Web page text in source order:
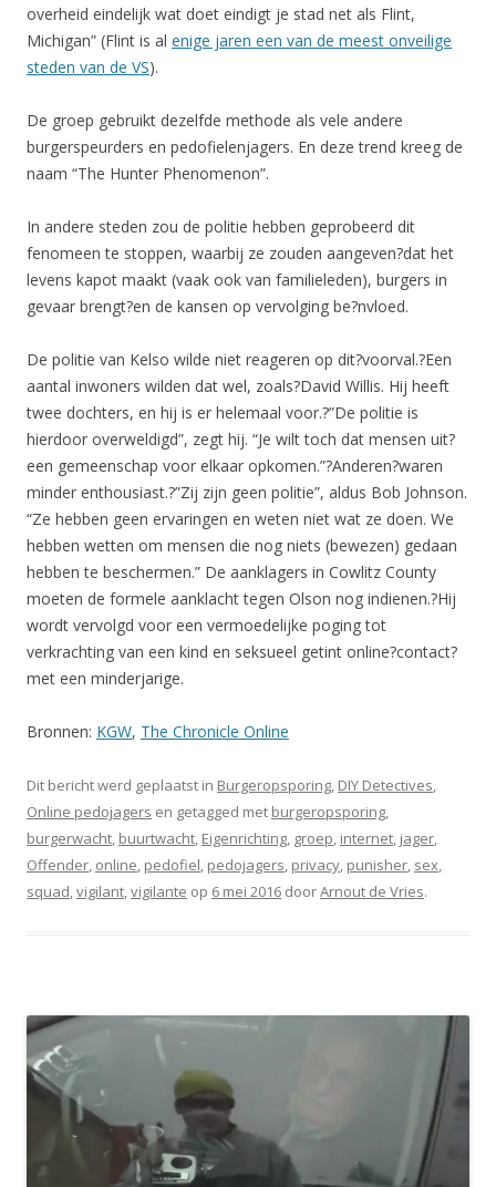
overheid eindelijk wat doet eindigt je stad net als Flint,
Michigan” (Flint is al enige jaren een van de meest onveilige
steden van de VS).
De groep gebruikt dezelfde methode als vele andere
burgerspeurders en pedofielenjagers. En deze trend kreeg de
naam “The Hunter Phenomenon”.
In andere steden zou de politie hebben geprobeerd dit
fenomeen te stoppen, waarbij ze zouden aangeven?dat het
levens kapot maakt (vaak ook van familieleden), burgers in
gevaar brengt?en de kansen op vervolging be?nvloed.
De politie van Kelso wilde niet reageren op dit?voorval.?Een
aantal inwoners wilden dat wel, zoals?David Willis. Hij heeft
twee dochters, en hij is er helemaal voor.?”De politie is
hierdoor overweldigd”, zegt hij. “Je wilt toch dat mensen uit?
een gemeenschap voor elkaar opkomen.”?Anderen?waren
minder enthousiast.?”Zij zijn geen politie”, aldus Bob Johnson.
“Ze hebben geen ervaringen en weten niet wat ze doen. We
hebben wetten om mensen die nog niets (bewezen) gedaan
hebben te beschermen.” De aanklagers in Cowlitz County
moeten de formele aanklacht tegen Olson nog indienen.?Hij
wordt vervolgd voor een vermoedelijke poging tot
verkrachting van een kind en seksueel getint online?contact?
met een minderjarige.
Bronnen: KGW, The Chronicle Online
Dit bericht werd geplaatst in Burgeropsporing, DIY Detectives,
Online pedojagers en getagged met burgeropsporing,
burgerwacht, buurtwacht, Eigenrichting, groep, internet, jager,
Offender, online, pedofiel, pedojagers, privacy, punisher, sex,
squad,vigilant,vigilante op 6 mei 2016 doorArnout de Vries.